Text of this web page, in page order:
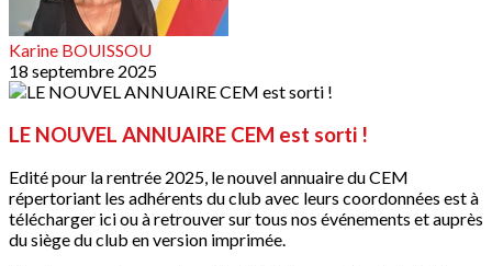
Karine BOUISSOU
18 septembre 2025
LE NOUVEL ANNUAIRE CEM est sorti !
Edité pour la rentrée 2025, le nouvel annuaire du CEM
répertoriant les adhérents du club avec leurs coordonnées est à
télécharger ici ou à retrouver sur tous nos événements et auprès
du siège du club en version imprimée.